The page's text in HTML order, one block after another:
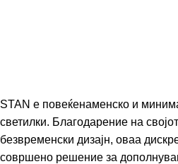
STAN е повеќенаменско и
светилки. Благодарение на
безвременски дизајн, оваа
совршено решение за